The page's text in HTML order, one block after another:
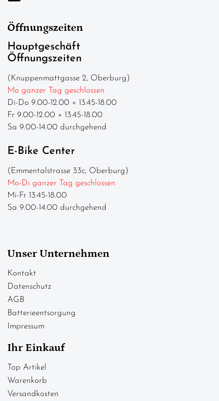
Öffnungszeiten
Hauptgeschäft
Öffnungszeiten
(Knuppenmattgasse 2, Oberburg)
Mo ganzer Tag geschlossen
Di-Do 9.00-12.00 + 13.45-18.00
Fr 9.00-12.00 + 13.45-18.00
Sa 9.00-14.00 durchgehend
E-Bike Center
(Emmentalstrasse 33c, Oberburg)
Mo-Di ganzer Tag geschlossen
Mi-Fr 13.45-18.00
Sa 9.00-14.00 durchgehend
Unser Unternehmen
Kontakt
Datenschutz
AGB
Batterieentsorgung
Impressum
Ihr Einkauf
Top Artikel
Warenkorb
Versandkosten